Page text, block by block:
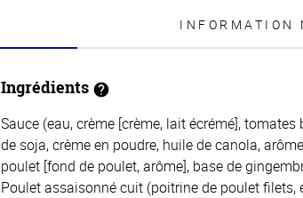
INFORMATION
Ingrédients
Sauce (eau, crème [crème, lait écrémé],
de soja, crème en poudre, huile de canola,
poulet [fond de poulet, arôme], base de
Poulet assaisonné cuit (poitrine de poulet